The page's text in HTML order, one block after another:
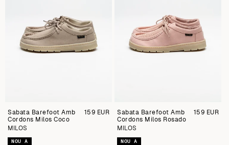
Sabata Barefoot Amb
Cordons Milos Coco
MILOS
NOU A
Preu
159 EUR
Sabata Barefoot Amb
Cordons Milos Rosado
MILOS
NOU A
Preu
159 EUR